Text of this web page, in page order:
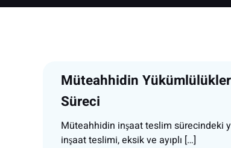
Müteahhidin
Süreci
Müteahhidin inşaat teslim sürecindeki
inşaat teslimi, eksik ve ayıplı […]